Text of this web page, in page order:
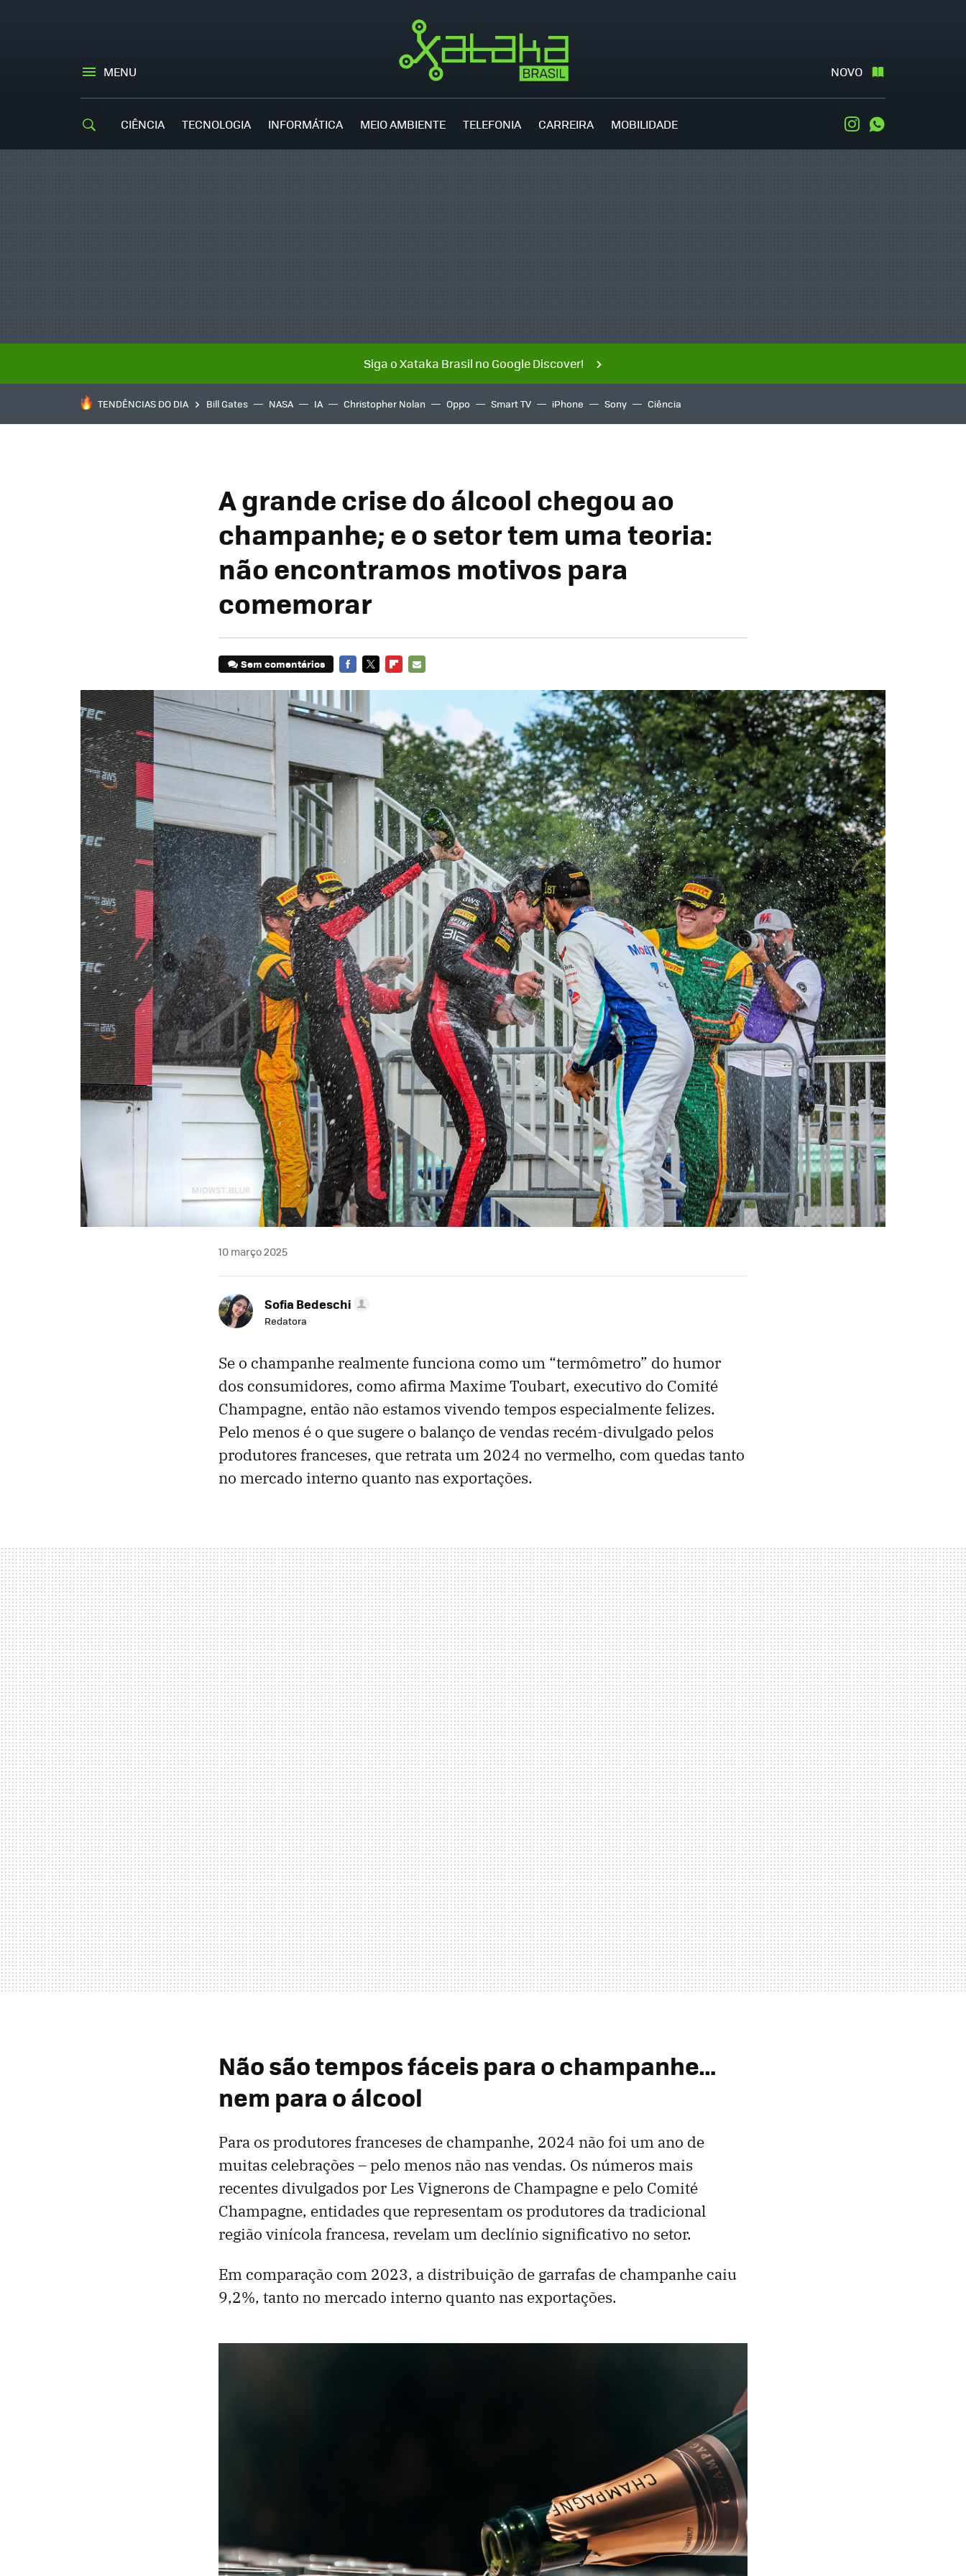
MENU NOVO
CIÊNCIA TECNOLOGIA INFORMÁTICA MEIO AMBIENTE TELEFONIA CARREIRA MOBILIDADE Instagram
Siga o Xataka Brasil no Google Discover!
TENDÊNCIAS DO DIA Bill Gates NASA IA Christopher Nolan Oppo Smart TV iPhone Sony Ciência
A grande crise do álcool chegou ao
champanhe; e o setor tem uma teoria:
não encontramos motivos para
comemorar
Sem comentários
10 março 2025
Sofia Bedeschi
Redatora
Se o champanhe realmente funciona como um “termômetro” do humor
dos consumidores, como afirma Maxime Toubart, executivo do Comité
Champagne, então não estamos vivendo tempos especialmente felizes.
Pelo menos é o que sugere o balanço de vendas recém-divulgado pelos
produtores franceses, que retrata um 2024 no vermelho, com quedas tanto
no mercado interno quanto nas exportações.
Não são tempos fáceis para o champanhe…
nem para o álcool
Para os produtores franceses de champanhe, 2024 não foi um ano de
muitas celebrações – pelo menos não nas vendas. Os números mais
recentes divulgados por Les Vignerons de Champagne e pelo Comité
Champagne, entidades que representam os produtores da tradicional
região vinícola francesa, revelam um declínio significativo no setor.
Em comparação com 2023, a distribuição de garrafas de champanhe caiu
9,2%, tanto no mercado interno quanto nas exportações.